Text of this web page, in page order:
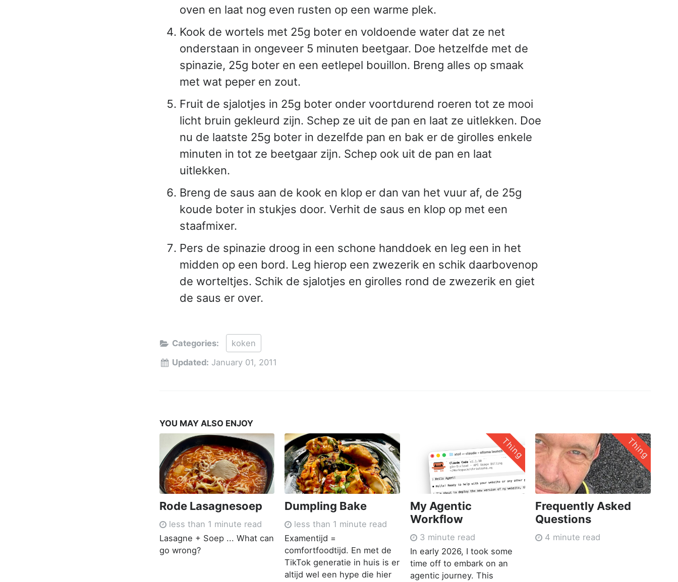
oven en laat nog even rusten op een warme plek.
Kook de wortels met 25g boter en voldoende water dat ze net
onderstaan in ongeveer 5 minuten beetgaar. Doe hetzelfde met de
spinazie, 25g boter en een eetlepel bouillon. Breng alles op smaak
met wat peper en zout.
Fruit de sjalotjes in 25g boter onder voortdurend roeren tot ze mooi
licht bruin gekleurd zijn. Schep ze uit de pan en laat ze uitlekken. Doe
nu de laatste 25g boter in dezelfde pan en bak er de girolles enkele
minuten in tot ze beetgaar zijn. Schep ook uit de pan en laat
uitlekken.
Breng de saus aan de kook en klop er dan van het vuur af, de 25g
koude boter in stukjes door. Verhit de saus en klop op met een
staafmixer.
Pers de spinazie droog in een schone handdoek en leg een in het
midden op een bord. Leg hierop een zwezerik en schik daarbovenop
de worteltjes. Schik de sjalotjes en girolles rond de zwezerik en giet
de saus er over.
Categories:
koken
Updated: January 01, 2011
YOU MAY ALSO ENJOY
Rode Lasagnesoep
less than 1 minute read
Lasagne + Soep ... What can
go wrong?
Dumpling Bake
less than 1 minute read
Examentijd =
comfortfoodtijd. En met de
TikTok generatie in huis is er
altijd wel een hype die hier
Thing
My Agentic
Workflow
3 minute read
In early 2026, I took some
time off to embark on an
agentic journey. This
Thing
🤖
Frequently Asked
Questions
4 minute read